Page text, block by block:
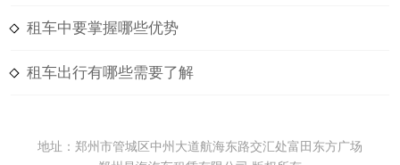
租车中要掌握哪些优势
租车出行有哪些需要了解
地址：郑州市管城区中州大道航海东路交汇处富田东方广场